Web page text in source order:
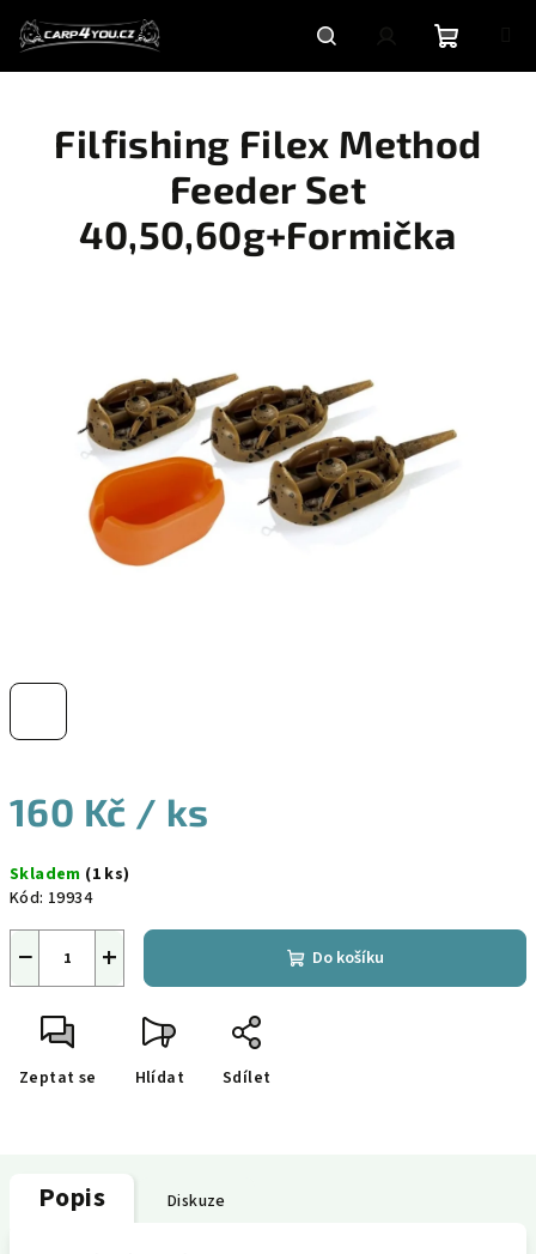
obsah
HledatPřihlášeníNákupní
košík
160 Kč / ks
cena:
Skladem (1 ks)
Kód: 19934
+
− Do košíku
Zeptat se Hlídat Sdílet
Filfishing Filex Method
Feeder Set
40,50,60g+Formička
Popis Diskuze